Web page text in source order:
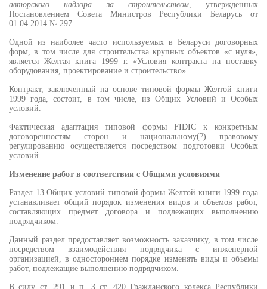
авторского надзора за строительством, утвержденных
Постановлением Совета Министров Республики Беларусь от
01.04.2014 № 297.
Одной из наиболее часто используемых в Беларуси договорных
форм, в том числе для строительства крупных объектов «с нуля»,
является Желтая книга 1999 г. «Условия контракта на поставку
оборудования, проектирование и строительство».
Контракт, заключенный на основе типовой формы Желтой книги
1999 года, состоит, в том числе, из Общих Условий и Особых
условий.
Фактическая адаптация типовой формы FIDIC к конкретным
договоренностям сторон и национальному(?) правовому
регулированию осуществляется посредством подготовки Особых
условий.
Изменение работ в соответствии с Общими условиями
Раздел 13 Общих условий типовой формы Желтой книги 1999 года
устанавливает общий порядок изменения видов и объемов работ,
составляющих предмет договора и подлежащих выполнению
подрядчиком.
Данный раздел предоставляет возможность заказчику, в том числе
посредством взаимодействия подрядчика с инженерной
организацией, в одностороннем порядке изменять виды и объемы
работ, подлежащие выполнению подрядчиком.
В силу ст. 291 и п. 3 ст. 420 Гражданского кодекса Республики